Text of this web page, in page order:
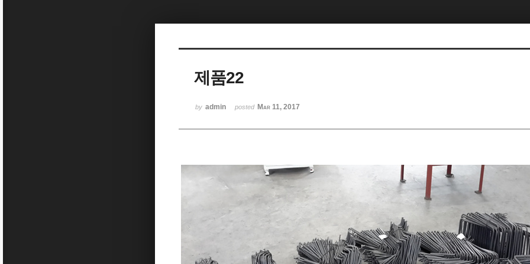
제품22
by admin posted Mar 11, 2017
Sketchbook5, 스케치북5
Sketchbook5, 스케치북5